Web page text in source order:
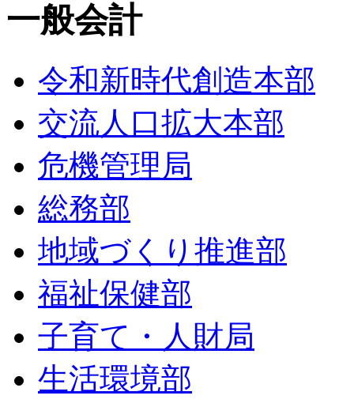
一般会計
令和新時代創造本部
交流人口拡大本部
危機管理局
総務部
地域づくり推進部
福祉保健部
子育て・人財局
生活環境部